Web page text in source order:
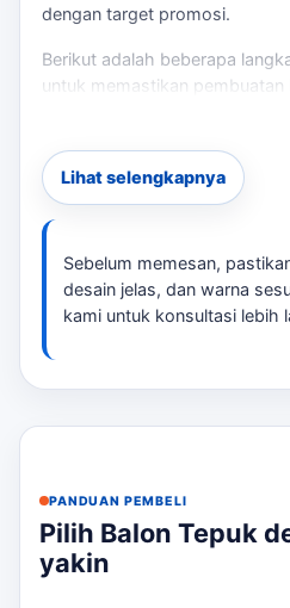
dengan target promosi.
Berikut adalah beberapa
untuk memastikan
membantu pembaca menjaga
dengan target promosi.
Langkah-langkah
Tentukan jumlah
Pilih desain: cetak
mendapatkan balon tepuk
kebutuhan acara Anda.
Lihat selengkapnya
Sebelum memesan,
desain jelas, dan warna
kami untuk konsultasi lebih
PANDUAN PEMBELI
Pilih Balon Tepuk
yakin